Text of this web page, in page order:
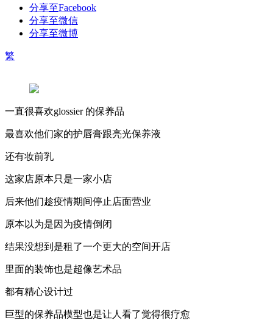
分享至Facebook
分享至微信
分享至微博
繁
一直很喜欢glossier 的保养品
最喜欢他们家的护唇膏跟亮光保养液
还有妆前乳
这家店原本只是一家小店
后来他们趁疫情期间停止店面营业
原本以为是因为疫情倒闭
结果没想到是租了一个更大的空间开店
里面的装饰也是超像艺术品
都有精心设计过
巨型的保养品模型也是让人看了觉得很疗愈